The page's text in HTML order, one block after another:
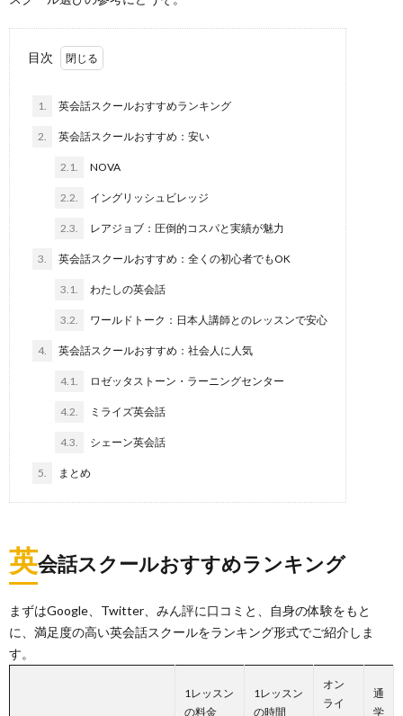
目次
1. 英会話スクールおすすめランキング
2. 英会話スクールおすすめ：安い
2.1. NOVA
2.2. イングリッシュビレッジ
2.3. レアジョブ：圧倒的コスパと実績が魅力
3. 英会話スクールおすすめ：全くの初心者でもOK
3.1. わたしの英会話
3.2. ワールドトーク：日本人講師とのレッスンで安心
4. 英会話スクールおすすめ：社会人に人気
4.1. ロゼッタストーン・ラーニングセンター
4.2. ミライズ英会話
4.3. シェーン英会話
5. まとめ
英会話スクールおすすめランキング
まずはGoogle、Twitter、みん評に口コミと、自身の体験をもと
に、満足度の高い英会話スクールをランキング形式でご紹介しま
す。
1レッスン
の料金
1レッスン
の時間
オン
ライ
通
学